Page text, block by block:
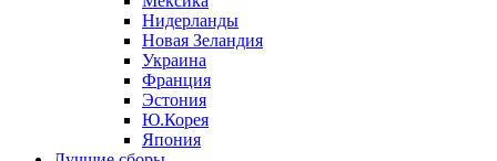
Нидерланды
Новая Зеландия
Украина
Франция
Эстония
Ю.Корея
Япония